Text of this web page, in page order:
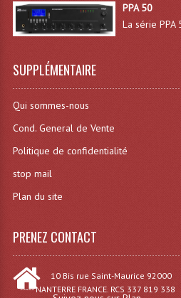
Effets Lumineux,
Chenillards
Guirlandes
PPA 50
La série
SUPPLÉMENTAIRE
Qui sommes-nous
Cond. General de Vente
Politique de confidentialité
stop mail
Plan du site
PRENEZ CONTACT
10 Bis rue Saint-Maurice 92000
----- NANTERRE FRANCE. RCS 337 819 338